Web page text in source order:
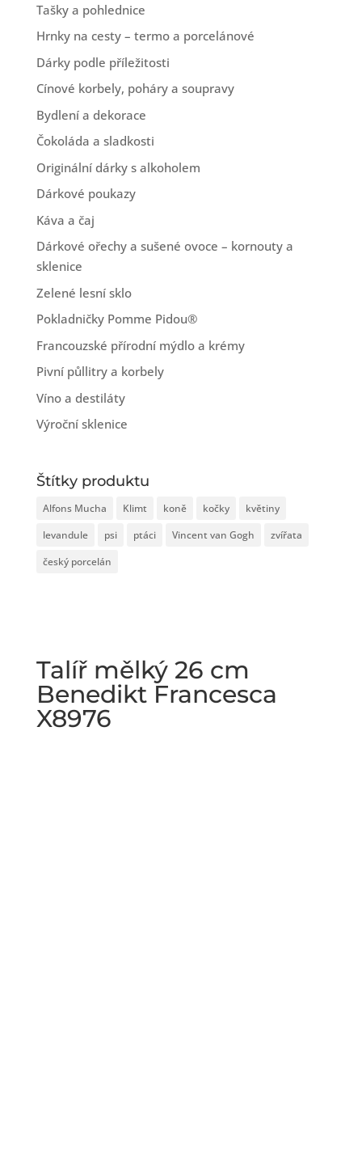
Tašky a pohlednice
Hrnky na cesty – termo a porcelánové
Dárky podle příležitosti
Cínové korbely, poháry a soupravy
Bydlení a dekorace
Čokoláda a sladkosti
Originální dárky s alkoholem
Dárkové poukazy
Káva a čaj
Dárkové ořechy a sušené ovoce – kornouty a
sklenice
Zelené lesní sklo
Pokladničky Pomme Pidou®
Francouzské přírodní mýdlo a krémy
Pivní půllitry a korbely
Víno a destiláty
Výroční sklenice
Štítky produktu
Alfons Mucha Klimt koně kočky
květiny
levandule
psi ptáci Vincent van Gogh
zvířata
český porcelán
Talíř mělký 26 cm
Benedikt Francesca
X8976